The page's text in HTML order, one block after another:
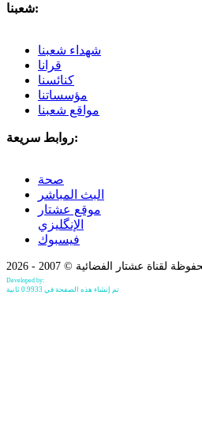
شعبنا:
شهداء شعبنا
قرانا
كنائسنا
مؤسساتنا
مواقع شعبنا
روابط سريعة:
صحة
البث المباشر
موقع عشتار
الإنگليزي
فيسبوك
لقناة عشتار الفضائية © 2007 - 2026
Developed by:
تم إنشاء هذه الصفحة في 0.9933 ثانية